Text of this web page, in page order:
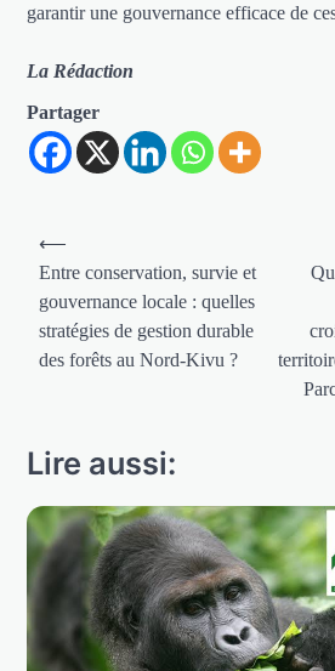
garantir une gouvernance efficace de
La Rédaction
Partager
Navigation
de
l’article
⟵
Entre conservation, survie et
gouvernance locale : quelles
stratégies de gestion durable
des forêts au Nord-Kivu ?
Lire aussi: